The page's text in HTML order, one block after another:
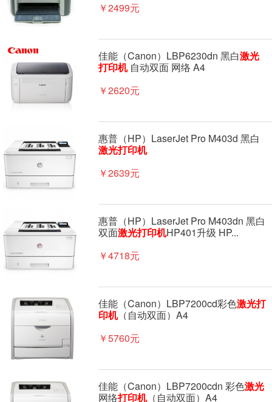
￥2499元
佳能（Canon）LBP6230dn 黑白激光
打印机自动双面 网络 A4
￥2620元
惠普（HP）LaserJet Pro M403d 黑白
激光打印机
￥2639元
惠普（HP）LaserJet Pro M403dn 黑白
双面激光打印机HP401升级 HP...
￥4718元
佳能（Canon）LBP7200cd彩色激光打
印机（自动双面）A4
￥5760元
佳能（Canon）LBP7200cdn 彩色激光
网络打印机（自动双面）A4